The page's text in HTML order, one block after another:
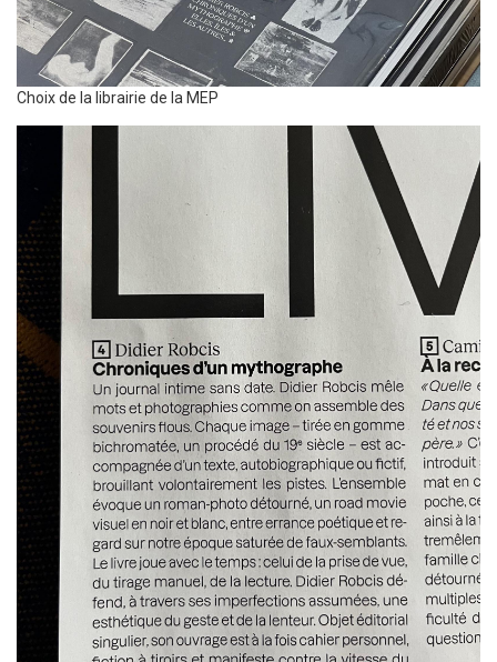
Légende
Choix de la librairie de la MEP